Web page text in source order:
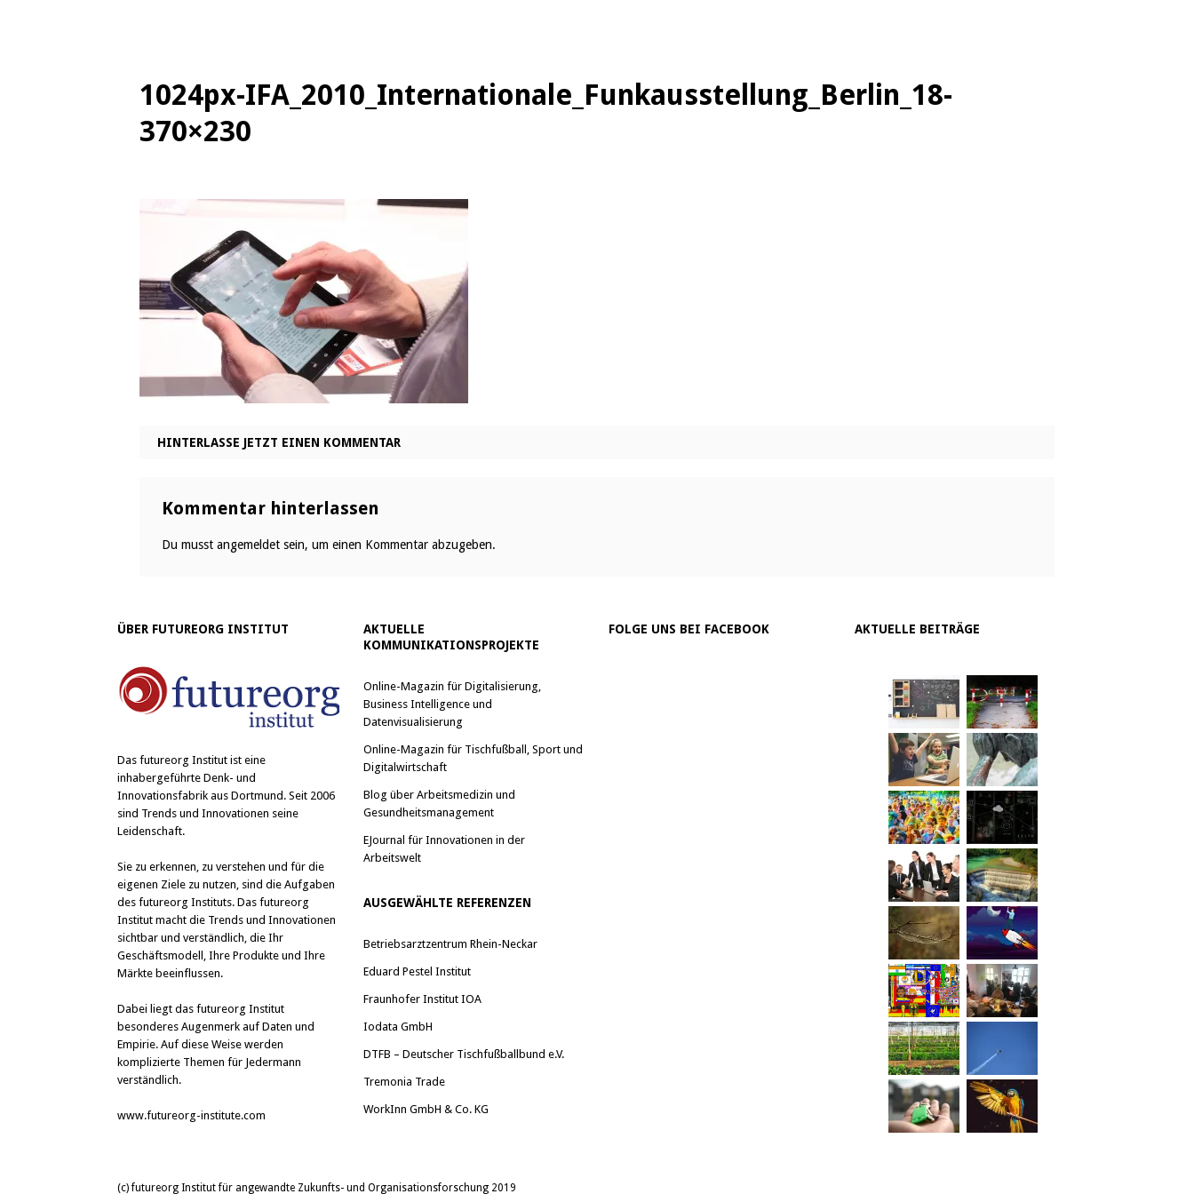
1024px-IFA_2010_Internationale_Funkausstellung_Berlin_18-
370×230
HINTERLASSE JETZT EINEN KOMMENTAR
Kommentar hinterlassen
Du musst angemeldet sein, um einen Kommentar abzugeben.
ÜBER FUTUREORG INSTITUT
Das futureorg Institut ist eine
inhabergeführte Denk- und
Innovationsfabrik aus Dortmund. Seit 2006
sind Trends und Innovationen seine
Leidenschaft.
Sie zu erkennen, zu verstehen und für die
eigenen Ziele zu nutzen, sind die Aufgaben
des futureorg Instituts. Das futureorg
Institut macht die Trends und Innovationen
sichtbar und verständlich, die Ihr
Geschäftsmodell, Ihre Produkte und Ihre
Märkte beeinflussen.
Dabei liegt das futureorg Institut
besonderes Augenmerk auf Daten und
Empirie. Auf diese Weise werden
komplizierte Themen für Jedermann
verständlich.
www.futureorg-institute.com
AKTUELLE
KOMMUNIKATIONSPROJEKTE
Online-Magazin für Digitalisierung,
Business Intelligence und
Datenvisualisierung
Online-Magazin für Tischfußball, Sport und
Digitalwirtschaft
Blog über Arbeitsmedizin und
Gesundheitsmanagement
EJournal für Innovationen in der
Arbeitswelt
AUSGEWÄHLTE REFERENZEN
Betriebsarztzentrum Rhein-Neckar
Eduard Pestel Institut
Fraunhofer Institut IOA
Iodata GmbH
DTFB – Deutscher Tischfußballbund e.V.
Tremonia Trade
WorkInn GmbH & Co. KG
FOLGE UNS BEI FACEBOOK AKTUELLE BEITRÄGE
(c) futureorg Institut für angewandte Zukunfts- und Organisationsforschung 2019